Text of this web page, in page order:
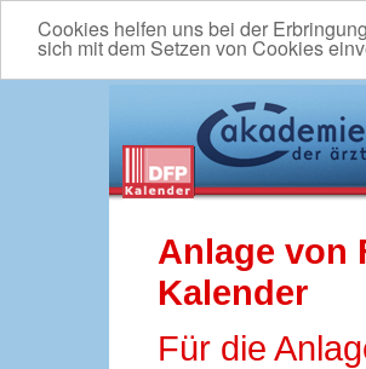
Cookies helfen uns bei der
sich mit dem Setzen von Cookies
Anlage von
Kalender
Für die